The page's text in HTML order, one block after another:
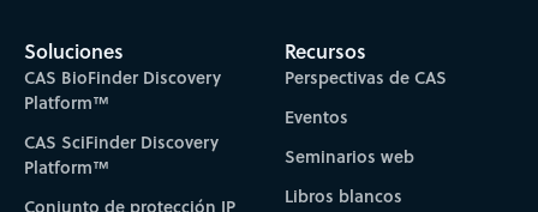
Soluciones
CAS BioFinder Discovery
Platform™
CAS SciFinder Discovery
Platform™
Recursos
Perspectivas de CAS
Eventos
Seminarios web
Libros blancos